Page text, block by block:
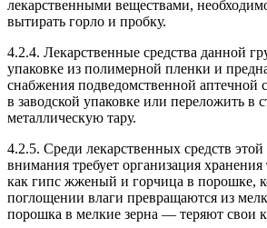
лекарственными веществами,
вытирать горло и пробку.
4.2.4. Лекарственные средства данной
упаковке из полимерной пленки и
снабжения подведомственной аптечной
в заводской упаковке или переложить в
металлическую тару.
4.2.5. Среди лекарственных средств
внимания требует организация хранения
как гипс жженый и горчица в порошке,
поглощении влаги превращаются из
порошка в мелкие зерна — теряют свои